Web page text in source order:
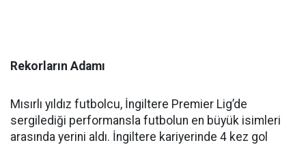
Rekorların Adamı
Mısırlı yıldız futbolcu, İngiltere Premier Lig’de
sergilediği performansla futbolun en büyük isimleri
arasında yerini aldı. İngiltere kariyerinde 4 kez gol